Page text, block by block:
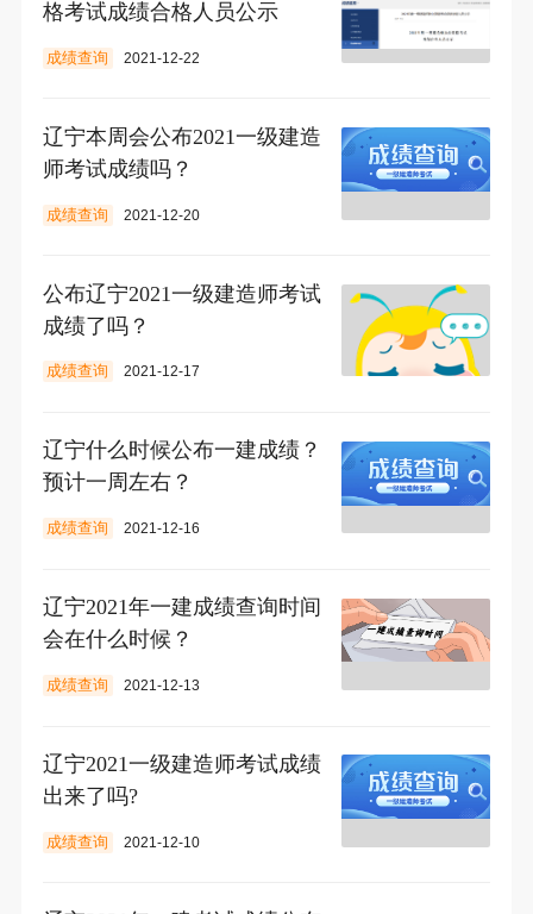
格考试成绩合格人员公示
成绩查询 2021-12-22
辽宁本周会公布2021一级建造
师考试成绩吗？
成绩查询 2021-12-20
公布辽宁2021一级建造师考试
成绩了吗？
成绩查询 2021-12-17
辽宁什么时候公布一建成绩？
预计一周左右？
成绩查询 2021-12-16
辽宁2021年一建成绩查询时间
会在什么时候？
成绩查询 2021-12-13
辽宁2021一级建造师考试成绩
出来了吗?
成绩查询 2021-12-10